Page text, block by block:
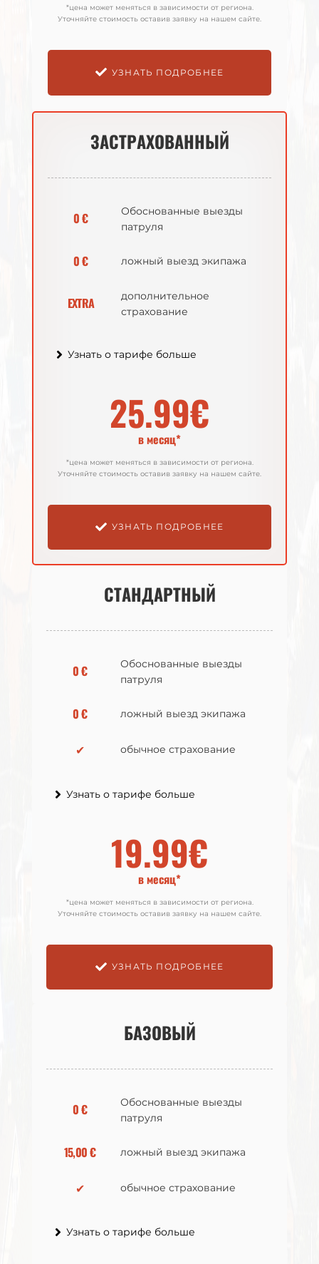
*цена может меняться в зависимости от региона.
Уточняйте стоимость оставив заявку на нашем сайте.
УЗНАТЬ ПОДРОБНЕЕ
ЗАСТРАХОВАННЫЙ
0 €
Обоснованные выезды
патруля
0 € ложный выезд экипажа
EXTRA
дополнительное
страхование
Узнать о тарифе больше
25.99€
в месяц*
*цена может меняться в зависимости от региона.
Уточняйте стоимость оставив заявку на нашем сайте.
УЗНАТЬ ПОДРОБНЕЕ
СТАНДАРТНЫЙ
0 €
Обоснованные выезды
патруля
0 € ложный выезд экипажа
✔ обычное страхование
Узнать о тарифе больше
19.99€
в месяц*
*цена может меняться в зависимости от региона.
Уточняйте стоимость оставив заявку на нашем сайте.
УЗНАТЬ ПОДРОБНЕЕ
БАЗОВЫЙ
0 €
Обоснованные выезды
патруля
15,00 € ложный выезд экипажа
✔ обычное страхование
Узнать о тарифе больше
*цена может меняться в зависимости от региона.
Уточняйте стоимость оставив заявку на нашем сайте.
УЗНАТЬ ПОДРОБНЕЕ
ЗАСТРАХОВАННЫЙ
0 €
Обоснованные выезды
патруля
0 € ложный выезд экипажа
EXTRA
дополнительное
страхование
Узнать о тарифе больше
27.99€
в месяц*
*цена может меняться в зависимости от региона.
Уточняйте стоимость оставив заявку на нашем сайте.
УЗНАТЬ ПОДРОБНЕЕ
СТАНДАРТНЫЙ
0 €
Обоснованные выезды
патруля
0 € ложный выезд экипажа
✔ обычное страхование
Узнать о тарифе больше
21.99€
в месяц*
*цена может меняться в зависимости от региона.
Уточняйте стоимость оставив заявку на нашем сайте.
УЗНАТЬ ПОДРОБНЕЕ
БАЗОВЫЙ
0 €
Обоснованные выезды
патруля
15,00 € ложный выезд экипажа
✔ обычное страхование
Узнать о тарифе больше